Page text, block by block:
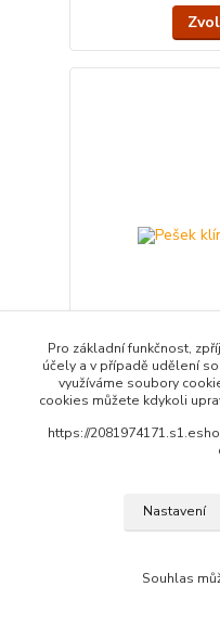
Pešek klínový HST s
680 Kč/ks
Pro základní funkčnost,
účely a v případě udělení
využíváme soubory
cookies můžete kdykoli
https://
Nastavení
Souhlas